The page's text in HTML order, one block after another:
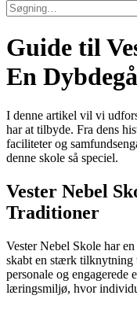
Guide til
En
I denne artikel vil vi
har at tilbyde. Fra dens
faciliteter og
denne skole så speciel.
Vester Nebel
Traditioner
Vester Nebel Skole har
skabt en stærk tilknytning
personale og engagerede
læringsmiljø, hvor